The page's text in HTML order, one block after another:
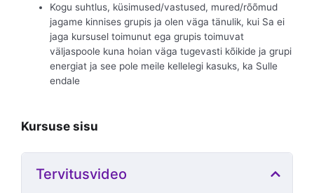
Kogu suhtlus, küsimused/vastused, mured/rõõmud
jagame kinnises grupis ja olen väga tänulik, kui Sa ei
jaga kursusel toimunut ega grupis toimuvat
väljaspoole kuna hoian väga tugevasti kõikide ja grupi
energiat ja see pole meile kellelegi kasuks, ka Sulle
endale
Kursuse sisu
Tervitusvideo